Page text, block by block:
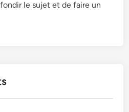
le sujet et de faire un